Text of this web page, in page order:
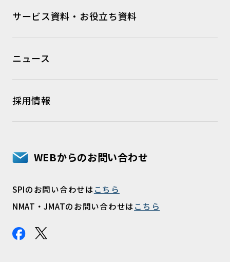
サービス資料・お役立ち資料
ニュース
採用情報
WEBからのお問い合わせ
SPIのお問い合わせはこちら
NMAT・JMATのお問い合わせはこちら